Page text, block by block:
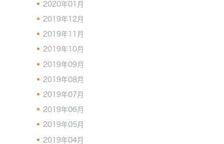
2020年01月
2019年12月
2019年11月
2019年10月
2019年09月
2019年08月
2019年07月
2019年06月
2019年05月
2019年04月